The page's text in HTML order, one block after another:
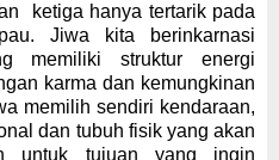
ketiga hanya tertarik pada
. Jiwa kita berinkarnasi
memiliki struktur energi
karma dan kemungkinan
memilih sendiri kendaraan,
dan tubuh fisik yang akan
untuk tujuan yang ingin